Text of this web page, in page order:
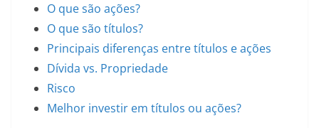
O que são ações?
O que são títulos?
Principais diferenças entre títulos e ações
Dívida vs. Propriedade
Risco
Melhor investir em títulos ou ações?